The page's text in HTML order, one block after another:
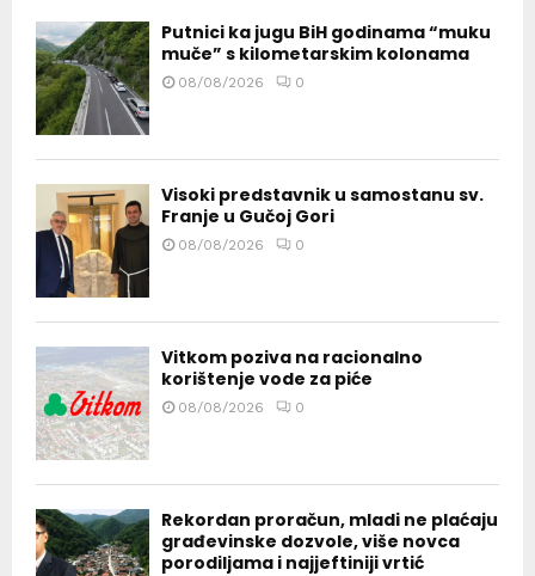
Putnici ka jugu BiH godinama “muku
muče” s kilometarskim kolonama
08/08/2026 0
Visoki predstavnik u samostanu sv.
Franje u Gučoj Gori
08/08/2026 0
Vitkom poziva na racionalno
korištenje vode za piće
08/08/2026 0
Rekordan proračun, mladi ne plaćaju
građevinske dozvole, više novca
porodiljama i najjeftiniji vrtić